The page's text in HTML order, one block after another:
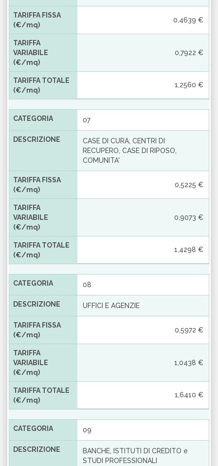
TARIFFA FISSA
(€/mq)
0,4639 €
TARIFFA
VARIABILE
(€/mq)
0,7922 €
TARIFFA TOTALE
(€/mq)
1,2560 €
CATEGORIA 07
DESCRIZIONE
CASE DI CURA, CENTRI DI
RECUPERO, CASE DI RIPOSO,
COMUNITA'
TARIFFA FISSA
(€/mq)
0,5225 €
TARIFFA
VARIABILE
(€/mq)
0,9073 €
TARIFFA TOTALE
(€/mq)
1,4298 €
CATEGORIA 08
DESCRIZIONE UFFICI E AGENZIE
TARIFFA FISSA
(€/mq)
0,5972 €
TARIFFA
VARIABILE
(€/mq)
1,0438 €
TARIFFA TOTALE
(€/mq)
1,6410 €
CATEGORIA 09
DESCRIZIONE
BANCHE, ISTITUTI DI CREDITO e
STUDI PROFESSIONALI